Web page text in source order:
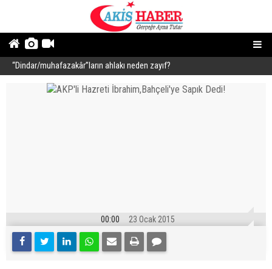
“Dindar/muhafazakâr”ların ahlakı neden zayıf?
00:00 23 Ocak 2015